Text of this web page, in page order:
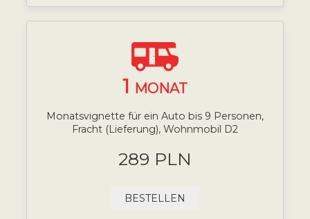
1 MONAT
Monatsvignette für ein Auto bis 9 Personen,
Fracht (Lieferung), Wohnmobil D2
289 PLN
BESTELLEN